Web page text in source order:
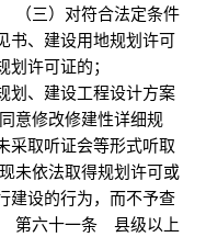
三）对符合法定条件
书、建设用地规划许可
规划许可证的；
划、建设工程设计方案
修改修建性详细规
采取听证会等形式听取
依法取得规划许可或
建设的行为，而不予查
第六十一条 县级以上